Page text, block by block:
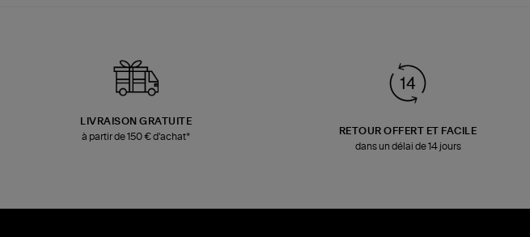
LIVRAISON GRATUITE
à partir de 150 € d'achat*
RETOUR OFFERT ET FACILE
dans un délai de 14 jours